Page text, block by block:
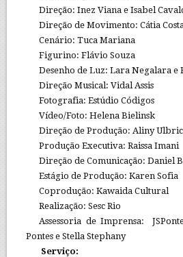
Direção: Inez Viana e Isabel
Direção de Movimento: Cátia Costa
Cenário: Tuca Mariana
Figurino: Flávio Souza
Desenho de Luz: Lara Negalara e
Direção Musical: Vidal Assis
Fotografia: Estúdio Códigos
Vídeo/Foto: Helena Bielinsk
Direção de Produção: Aliny
Produção Executiva: Raissa Imani
Direção de Comunicação: Daniel
Estágio de Produção: Karen Sofia
Coprodução: Kawaida Cultural
Realização: Sesc Rio
Assessoria de Imprensa:
Pontes e Stella Stephany
Serviço: